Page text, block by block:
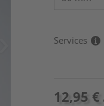
Services
12,95 €